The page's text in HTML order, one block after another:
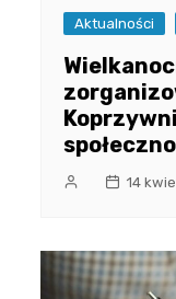
Aktualności
14